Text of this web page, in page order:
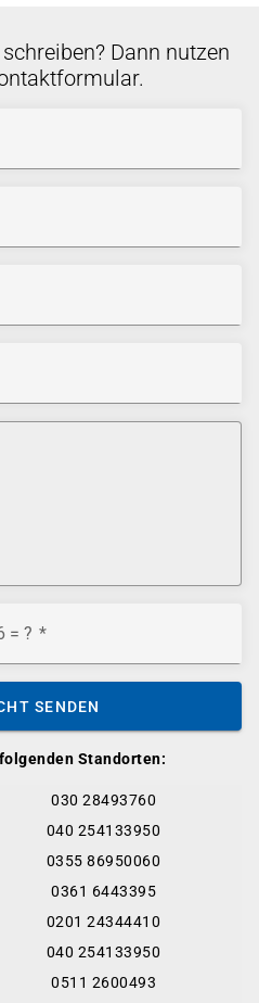
Standorten:
030 28493760
040 254133950
0355 86950060
0361 6443395
0201 24344410
040 254133950
0511 2600493
Dann nutzen
= ?
SENDEN